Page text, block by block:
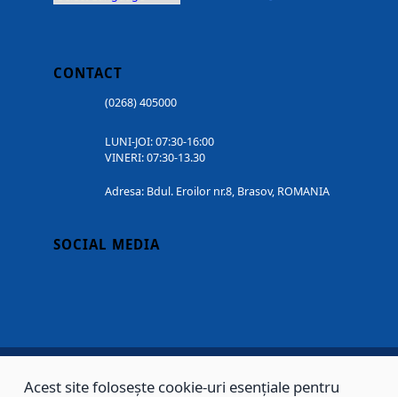
CONTACT
(0268) 405000
LUNI-JOI: 07:30-16:00
VINERI: 07:30-13.30
Adresa: Bdul. Eroilor nr.8, Brasov, ROMANIA
SOCIAL MEDIA
Acest site folosește cookie-uri esențiale pentru